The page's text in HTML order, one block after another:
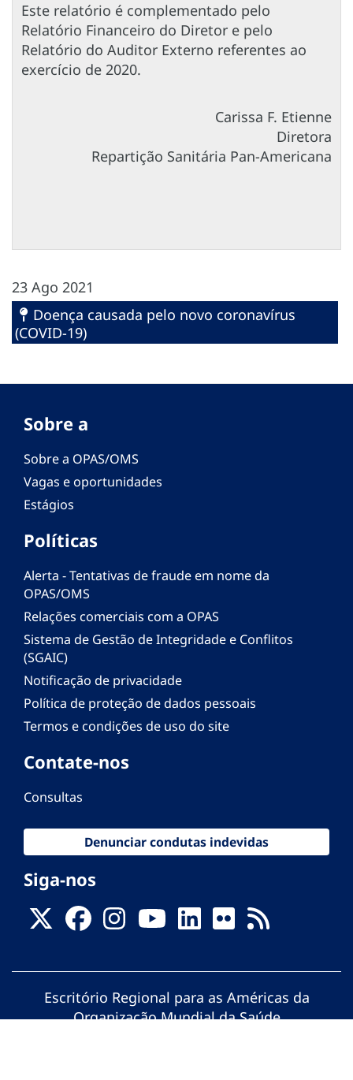
Este relatório é complementado pelo
Relatório Financeiro do Diretor e pelo
Relatório do Auditor Externo referentes ao
exercício de 2020.
Carissa F. Etienne
Diretora
Repartição Sanitária Pan-Americana
23 Ago 2021
Doença causada pelo novo coronavírus
(COVID-19)
Sobre a
Sobre a OPAS/OMS
Vagas e oportunidades
Estágios
Políticas
Alerta - Tentativas de fraude em nome da
OPAS/OMS
Relações comerciais com a OPAS
Sistema de Gestão de Integridade e Conflitos
(SGAIC)
Notificação de privacidade
Política de proteção de dados pessoais
Termos e condições de uso do site
Contate-nos
Consultas
Denunciar condutas indevidas
Siga-nos
Escritório Regional para as Américas da
Organização Mundial da Saúde